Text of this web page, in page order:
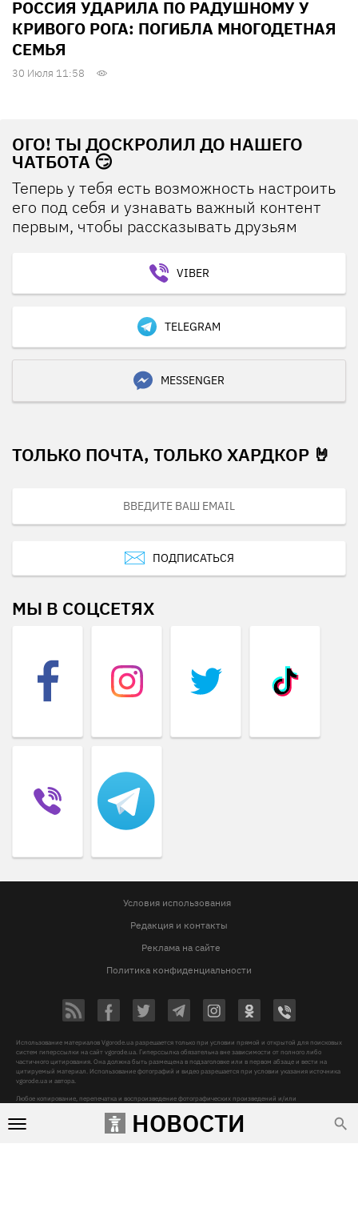
НОВОСТИ
РОССИЯ УДАРИЛА ПО РАДУШНОМУ У
КРИВОГО РОГА: ПОГИБЛА МНОГОДЕТНАЯ
СЕМЬЯ
30 Июля 11:58
ОГО! ТЫ ДОСКРОЛИЛ ДО НАШЕГО
ЧАТБОТА 😏
Теперь у тебя есть возможность настроить
его под себя и узнавать важный контент
первым, чтобы рассказывать друзьям
VIBER
TELEGRAM
MESSENGER
ТОЛЬКО ПОЧТА, ТОЛЬКО ХАРДКОР 🤘
ПОДПИСАТЬСЯ
МЫ В СОЦСЕТЯХ
Условия использования
Редакция и контакты
Реклама на сайте
Политика конфиденциальности
Использование материалов Vgorode.ua разрешается только при условии прямой и открытой для поисковых
систем гиперссылки на сайт vgorode.ua. Гиперссылка обязательна вне зависимости от полного либо
частичного цитирования. Она должна быть размещена в подзаголовке или в первом абзаце и вести на
цитируемый материал. Использование фотографий и видео разрешается при условии указания источника
vgorode.ua и автора.
Любое копирование, перепечатка и воспроизведение фотографических произведений и/или
Субъект в сфере онлайн-медиа, Название онлайн-медиа - «VGORODE», Адрес: 02091, місто Київ,
ХАРКІВСЬКЕ ШОСЕ, будинок 172-Б, офіс 208/1, E-mail:
sunlight@mediadim.com.ua